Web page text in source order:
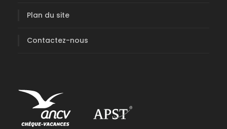
Plan du site
Contactez-nous